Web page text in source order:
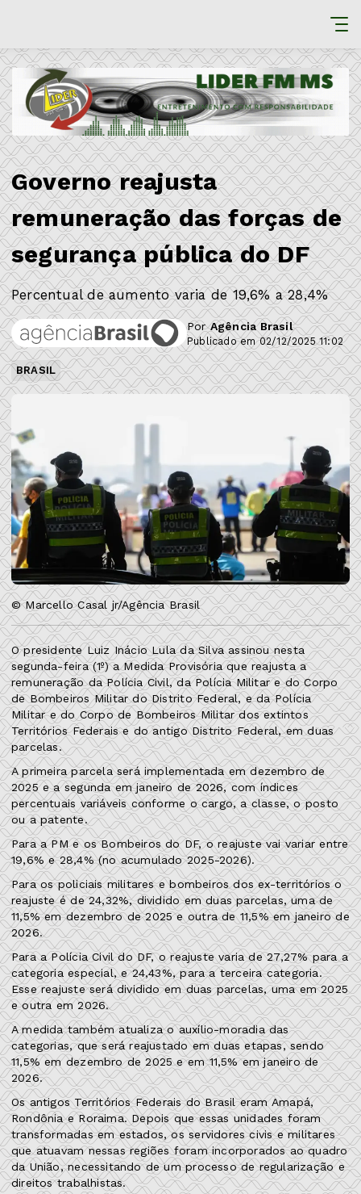
Governo reajusta
remuneração das forças de
segurança pública do DF
Percentual de aumento varia de 19,6% a 28,4%
PorAgência Brasil
Publicado em 02/12/2025 11:02
BRASIL
© Marcello Casal jr/Agência Brasil
O presidente Luiz Inácio Lula da Silva assinou nesta
segunda-feira (1º) a Medida Provisória que reajusta a
remuneração da Polícia Civil, da Polícia Militar e do Corpo
de Bombeiros Militar do Distrito Federal, e da Polícia
Militar e do Corpo de Bombeiros Militar dos extintos
Territórios Federais e do antigo Distrito Federal, em duas
parcelas.
A primeira parcela será implementada em dezembro de
2025 e a segunda em janeiro de 2026, com índices
percentuais variáveis conforme o cargo, a classe, o posto
ou a patente.
Para a PM e os Bombeiros do DF, o reajuste vai variar entre
19,6% e 28,4% (no acumulado 2025-2026).
Para os policiais militares e bombeiros dos ex-territórios o
reajuste é de 24,32%, dividido em duas parcelas, uma de
11,5% em dezembro de 2025 e outra de 11,5% em janeiro de
2026.
Para a Polícia Civil do DF, o reajuste varia de 27,27% para a
categoria especial, e 24,43%, para a terceira categoria.
Esse reajuste será dividido em duas parcelas, uma em 2025
e outra em 2026.
A medida também atualiza o auxílio-moradia das
categorias, que será reajustado em duas etapas, sendo
11,5% em dezembro de 2025 e em 11,5% em janeiro de
2026.
Os antigos Territórios Federais do Brasil eram Amapá,
Rondônia e Roraima. Depois que essas unidades foram
transformadas em estados, os servidores civis e militares
que atuavam nessas regiões foram incorporados ao quadro
da União, necessitando de um processo de regularização e
direitos trabalhistas.